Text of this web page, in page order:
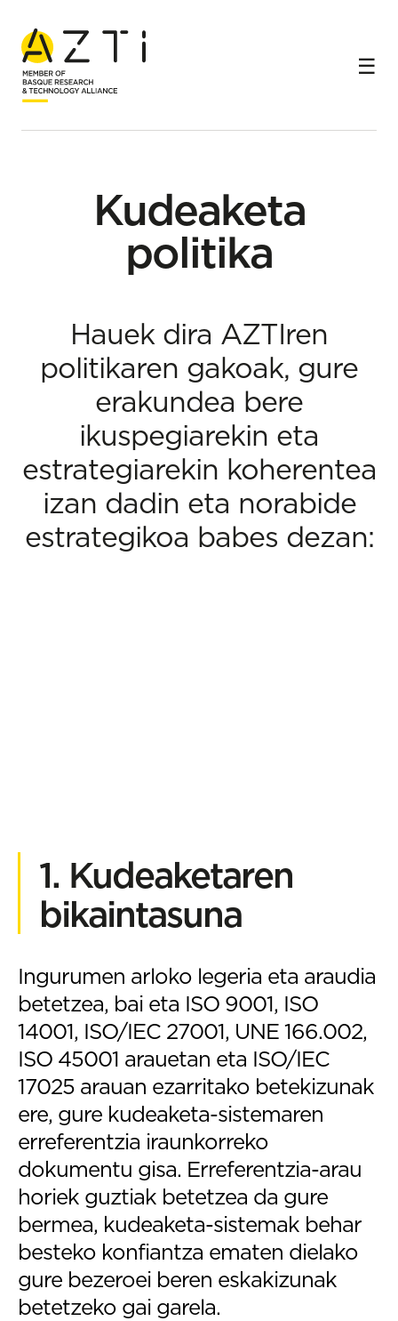
Hasiera Kudeaketa politika
Kudeaketa
politika
Hauek dira AZTIren
politikaren gakoak, gure
erakundea bere
ikuspegiarekin eta
estrategiarekin koherentea
izan dadin eta norabide
estrategikoa babes dezan:
1. Kudeaketaren
bikaintasuna
Ingurumen arloko legeria eta araudia
betetzea, bai eta ISO 9001, ISO
14001, ISO/IEC 27001, UNE 166.002,
ISO 45001 arauetan eta ISO/IEC
17025 arauan ezarritako betekizunak
ere, gure kudeaketa-sistemaren
erreferentzia iraunkorreko
dokumentu gisa. Erreferentzia-arau
horiek guztiak betetzea da gure
bermea, kudeaketa-sistemak behar
besteko konfiantza ematen dielako
gure bezeroei beren eskakizunak
betetzeko gai garela.